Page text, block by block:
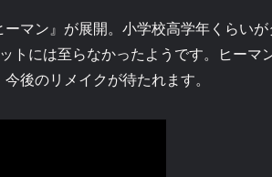
マン』が展開。小学校高学年くらい
トには至らなかったようです。ヒーマ
後のリメイクが待たれます。